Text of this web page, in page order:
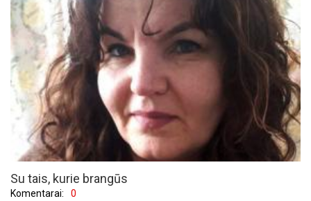
Su tais, kurie brangūs
Komentarai: 0